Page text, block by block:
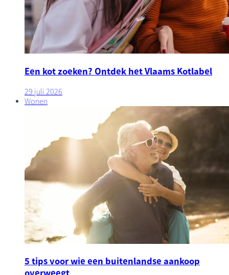
Een kot zoeken? Ontdek het Vlaams Kotlabel
29 juli 2026
Wonen
5 tips voor wie een buitenlandse aankoop